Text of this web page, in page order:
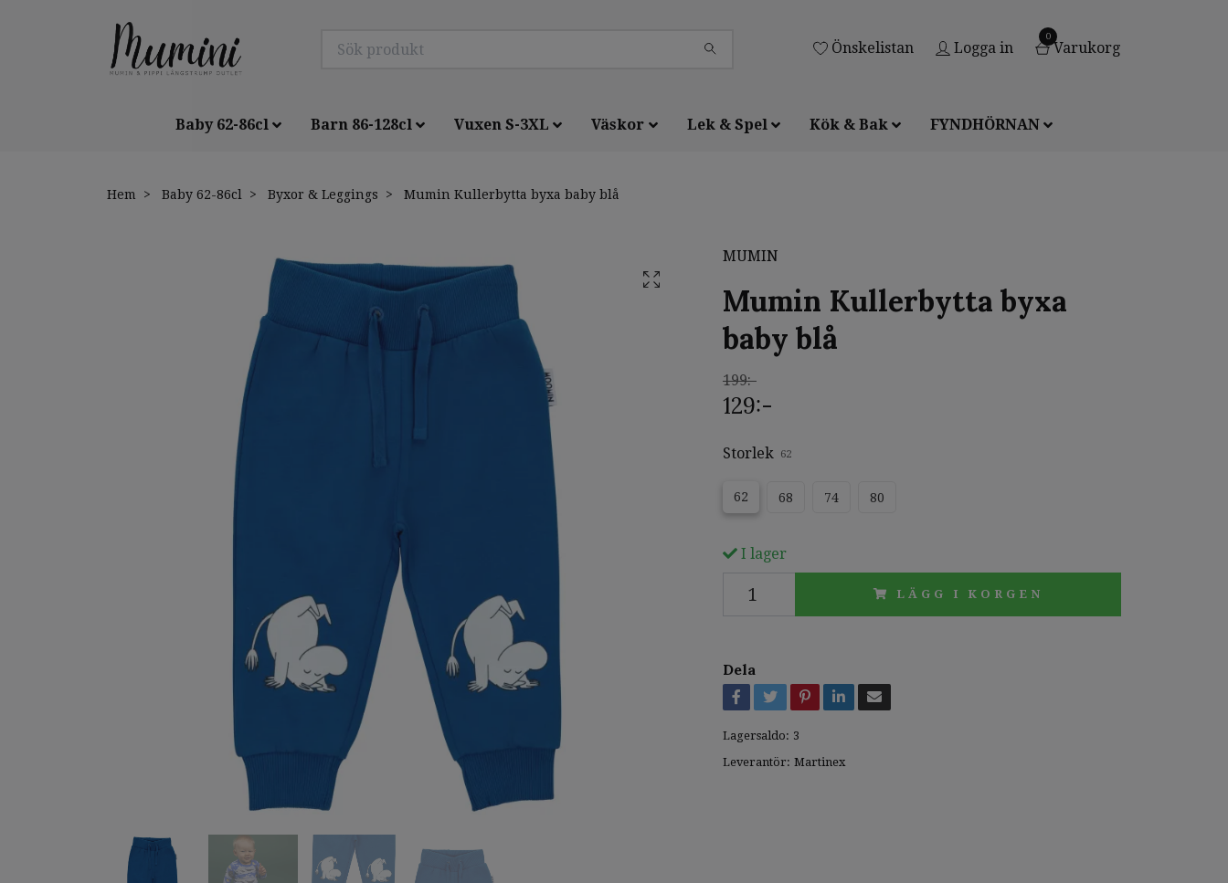
Önskelistan Logga in
0
Varukorg
Baby 62-86cl Barn 86-128cl Vuxen S-3XL Väskor Lek & Spel Kök & Bak FYNDHÖRNAN
Hem Baby 62-86cl Byxor & Leggings Mumin Kullerbytta byxa baby blå
MUMIN
Mumin Kullerbytta byxa
baby blå
199:-
129:-
Storlek 62
62 68 74 80
I lager
LÄGG I KORGEN
Dela
Lagersaldo: 3
Leverantör: Martinex